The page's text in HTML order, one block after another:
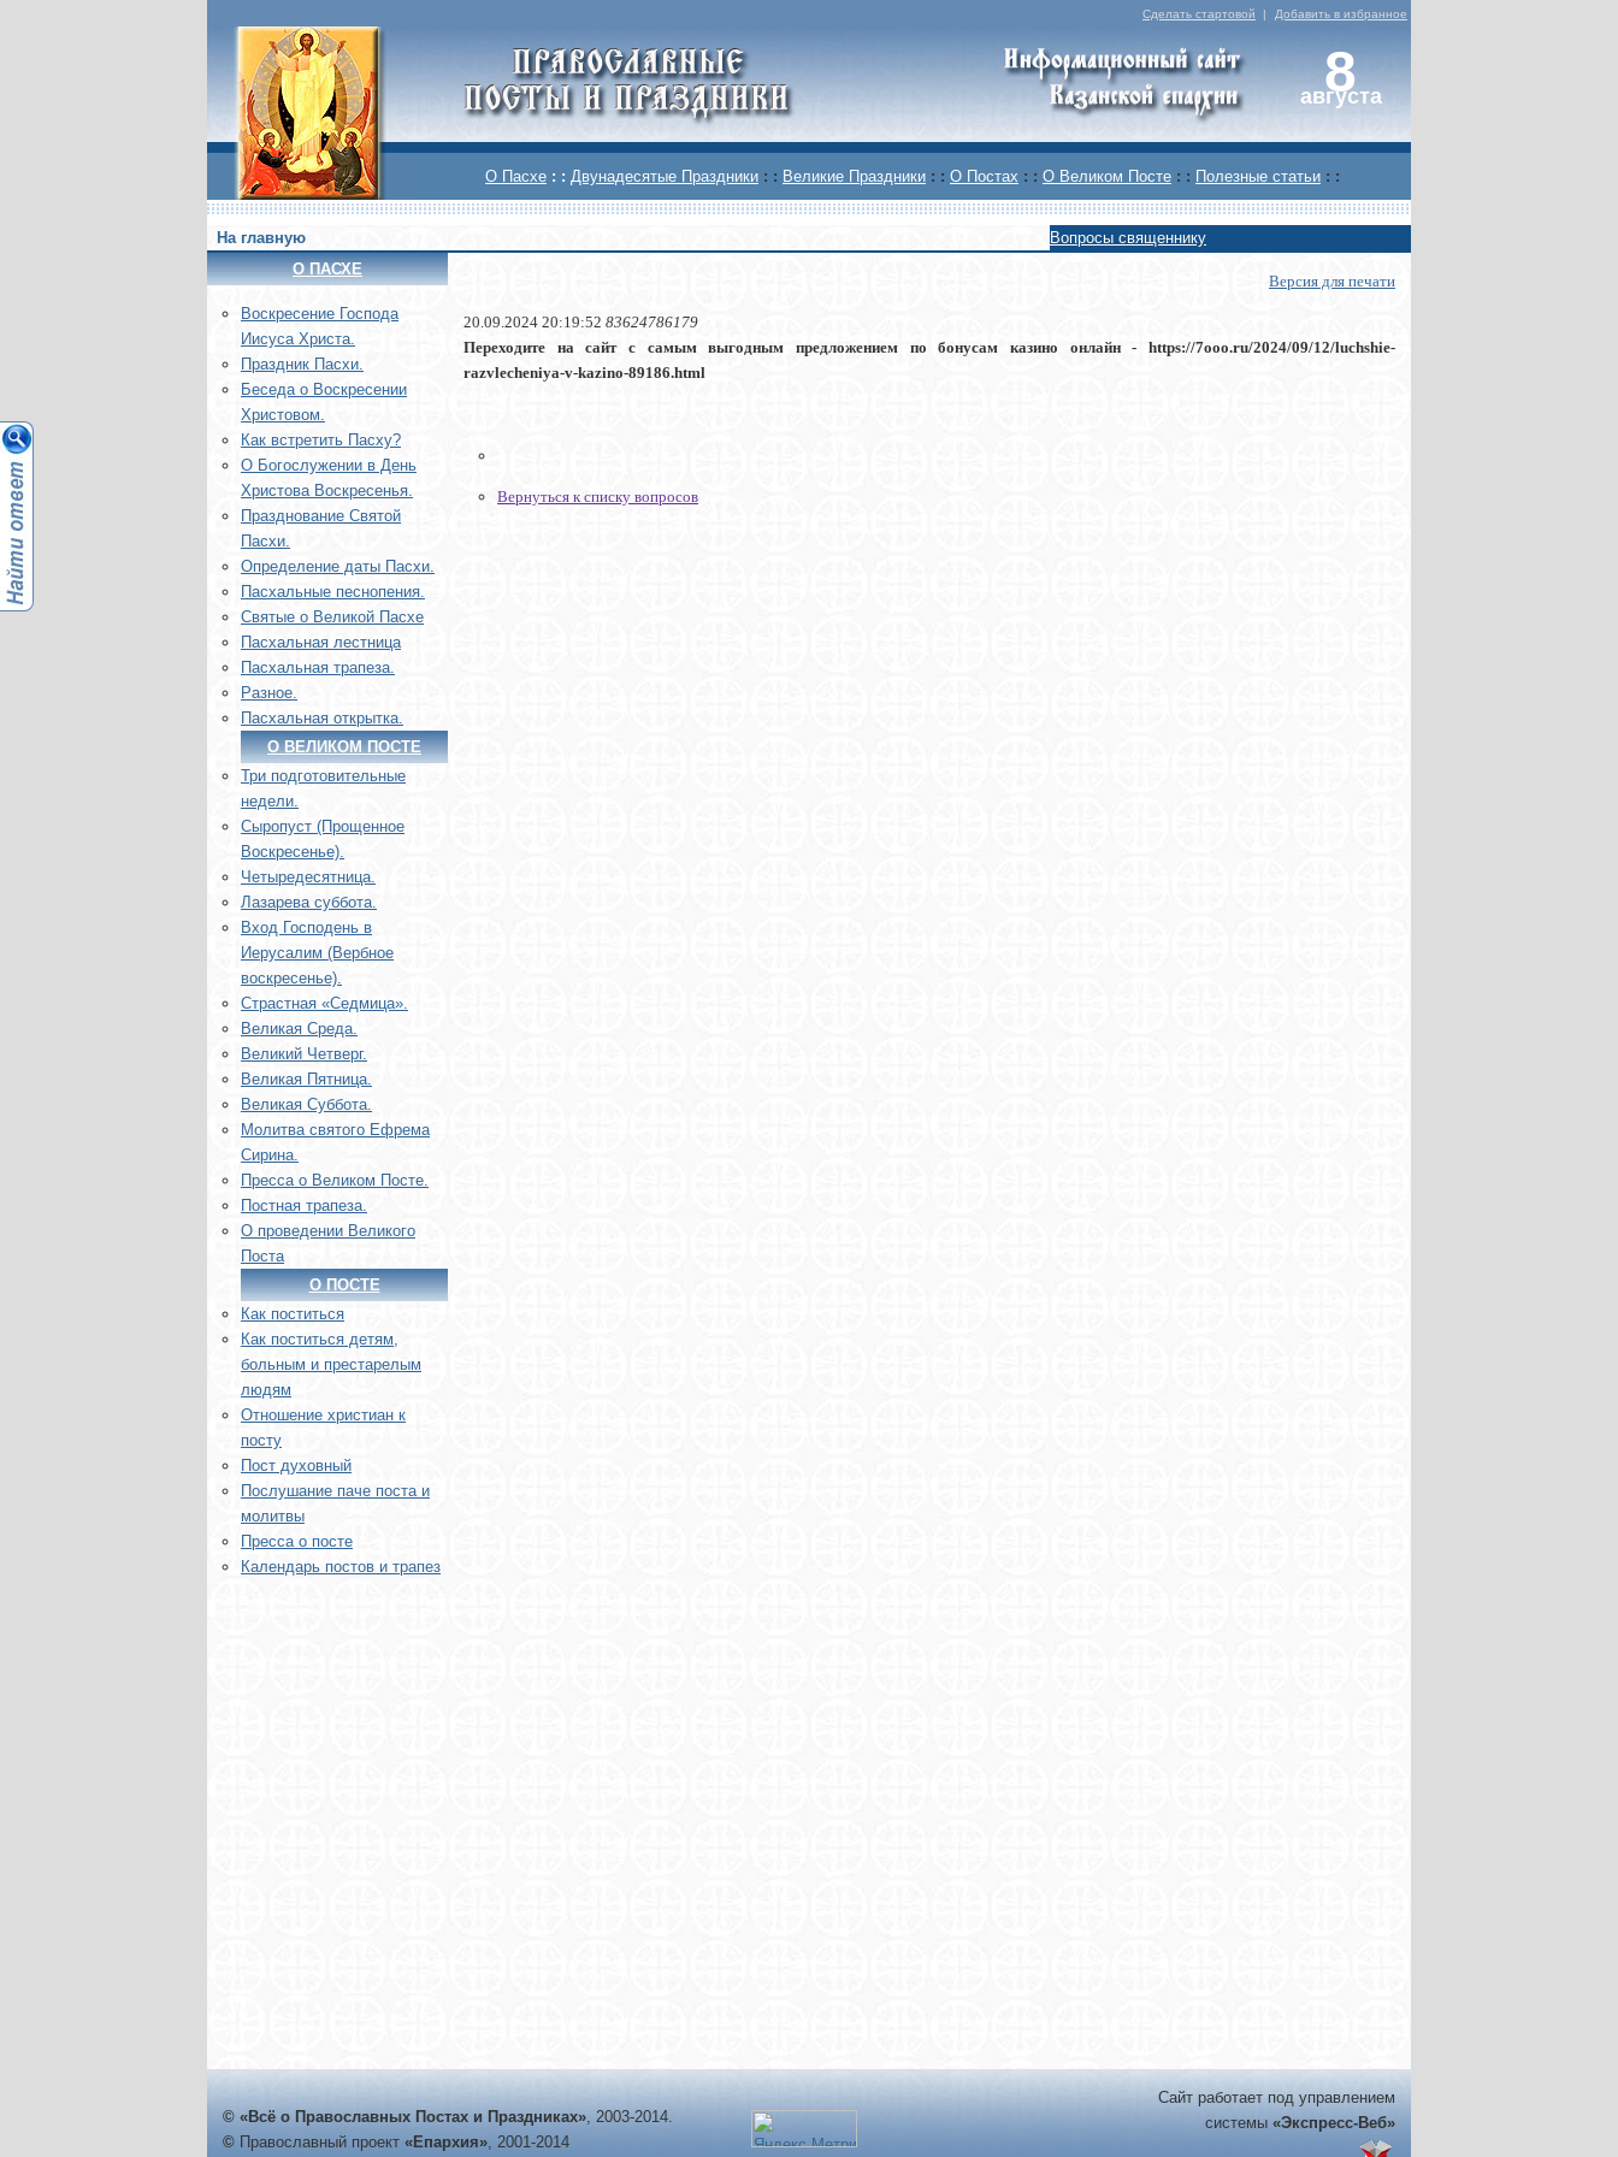
Сделать стартовой | Добавить в избранное
8
августа
О Пасхе : : Двунадесятые Праздники : : Великие Праздники : : О Постах : : О Великом Посте : : Полезные статьи : :
На главную
Вопросы священнику
О ПАСХЕ
Воскреcение Господа
Иисуса Христа.
Праздник Пасхи.
Беседа о Воскресении
Христовом.
Как встретить Пасху?
О Богослужении в День
Христова Воскресенья.
Празднование Святой
Пасхи.
Определение даты Пасхи.
Пасхальные песнопения.
Святые о Великой Пасхе
Пасхальная лестница
Пасхальная трапеза.
Разное.
Пасхальная открытка.
О ВЕЛИКОМ ПОСТЕ
Три подготовительные
недели.
Сыропуст (Прощенное
Воскресенье).
Четыредесятница.
Лазарева суббота.
Вход Господень в
Иерусалим (Вербное
воскресенье).
Страстная «Седмица».
Великая Среда.
Великий Четверг.
Великая Пятница.
Великая Суббота.
Молитва святого Ефрема
Сирина.
Пресса о Великом Посте.
Постная трапеза.
О проведении Великого
Поста
О ПОСТЕ
Как поститься
Как поститься детям,
больным и престарелым
людям
Отношение христиан к
посту
Пост духовный
Послушание паче поста и
молитвы
Пресса о посте
Календарь постов и трапез
Версия для печати
20.09.2024 20:19:52 83624786179
Переходите на сайт с самым выгодным предложением по бонусам казино онлайн - https://7ooo.ru/2024/09/12/luchshie-
razvlecheniya-v-kazino-89186.html
Вернуться к списку вопросов
© «Всё о Православных Постах и Праздниках», 2003-2014.
© Православный проект «Епархия», 2001-2014
Сайт работает под управлением
системы «Экспресс-Веб»